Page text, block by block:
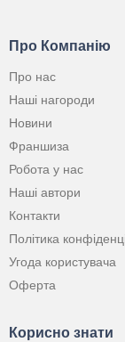
Про Компанію
Про нас
Наші нагороди
Новини
Франшиза
Робота у нас
Наші автори
Контакти
Політика
Угода користувача
Оферта
Корисно знати